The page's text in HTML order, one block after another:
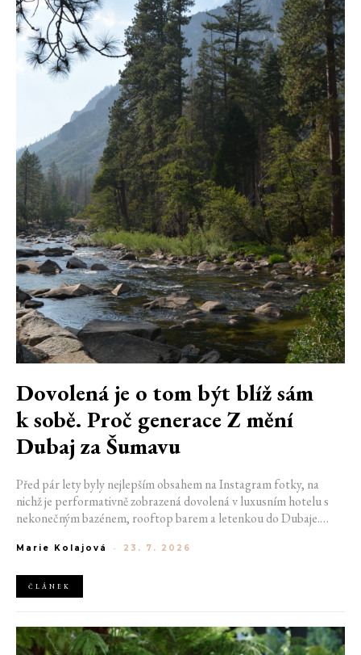
Dovolená je o tom být blíž sám
k sobě. Proč generace Z mění
Dubaj za Šumavu
Před pár lety byly nejlepším obsahem na Instagram fotky, na
nichž je performativně zobrazená dovolená v luxusním hotelu s
nekonečným bazénem, rooftop barem a letenkou do Dubaje.
horách. Ranní koupání v lomu. Výlet vlakem na Šumavu.
Marie Kolajová - 23. 7. 2026
ČLÁNEK